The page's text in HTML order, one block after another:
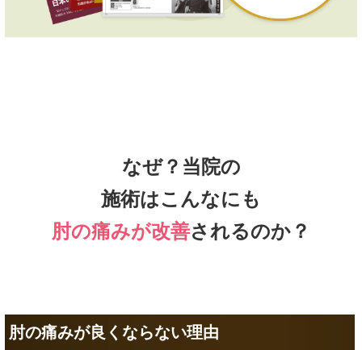
なぜ？当院の
施術はこんなにも
肘の痛みが改善されるのか？
肘の痛みが良くならない理由